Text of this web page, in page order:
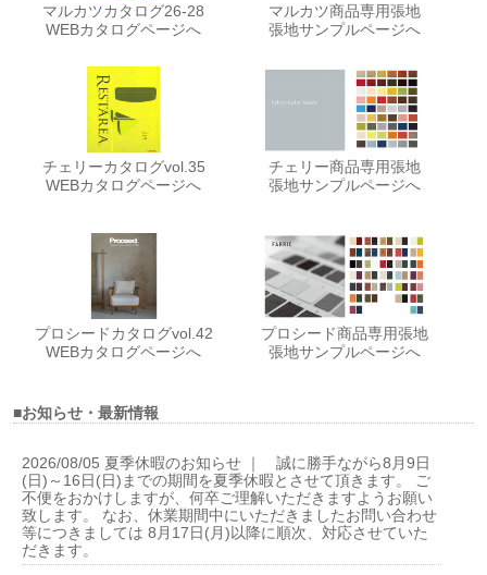
マルカツカタログ26-28
WEBカタログページへ
マルカツ商品専用張地
張地サンプルページへ
チェリーカタログvol.35
WEBカタログページへ
チェリー商品専用張地
張地サンプルページへ
プロシードカタログvol.42
WEBカタログページへ
プロシード商品専用張地
張地サンプルページへ
■お知らせ・最新情報